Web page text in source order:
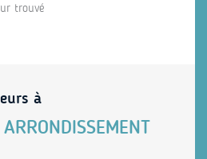
trouvé
à